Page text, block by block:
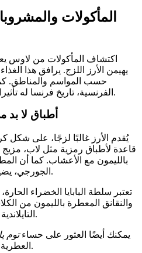
المأكولات
اكتشاف المأكولات من
يهيمن الأرز اللزج. يرافق هذا
حسب المواسم والمناطق.
الفرنسية، تاريخ فرنسا له تأثيرات واضحة على المطبخ المحلي.
أطباق لا بد
يُقدم الأرز غالبًا لزجًا، على
قاعدة لأطباق رمزية مثل لاب،
بالليمون مع الأعشاب. كما أن
الجورجي، يضيف لمسة فريدة لتجربة الطعام.
تعتبر سلطة البابايا الخضراء
والنقانق المعطرة بالليمون من
الغذائية.
يمكنك أيضًا العثور على حساءتوم
العطرية، والفلفل والتوابل نكهات فريدة.